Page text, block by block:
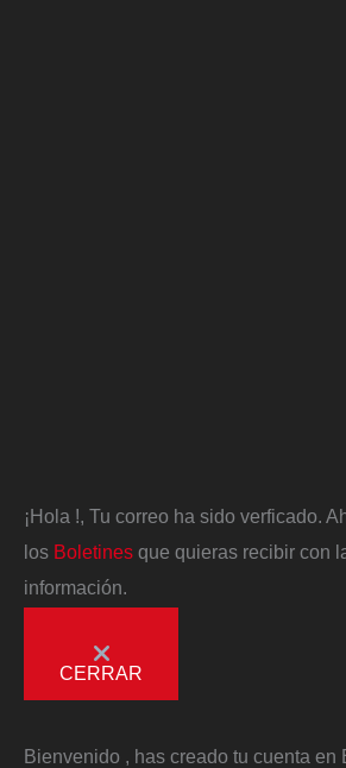
¡Hola !, Tu correo ha sido verficado.
los Boletines que quieras recibir con
información.
CERRAR
Bienvenido
, has creado tu cuenta en